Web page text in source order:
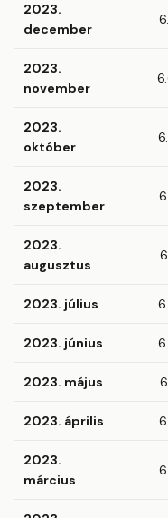
2023.
december
2023.
november
2023.
október
2023.
szeptember
2023.
augusztus
2023. július
2023. június
2023. május
2023. április
2023.
március